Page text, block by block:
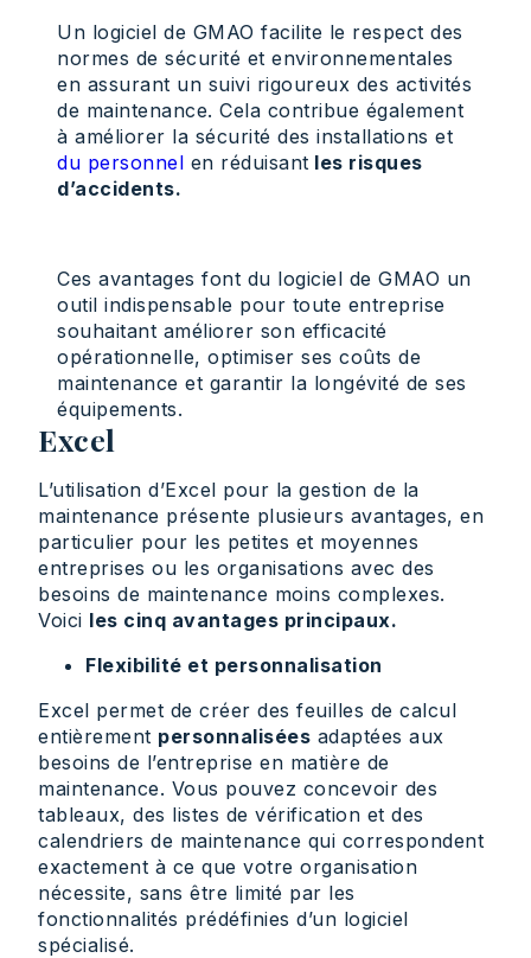
Un logiciel de GMAO facilite le respect des
normes de sécurité et environnementales
en assurant un suivi rigoureux des activités
de maintenance. Cela contribue également
à améliorer la sécurité des installations et
du personnel en réduisant les risques
d’accidents.
Ces avantages font du logiciel de GMAO un
outil indispensable pour toute entreprise
souhaitant améliorer son efficacité
opérationnelle, optimiser ses coûts de
maintenance et garantir la longévité de ses
équipements.
Excel
L’utilisation d’Excel pour la gestion de la
maintenance présente plusieurs avantages, en
particulier pour les petites et moyennes
entreprises ou les organisations avec des
besoins de maintenance moins complexes.
Voici les cinq avantages principaux.
Flexibilité et personnalisation
Excel permet de créer des feuilles de calcul
entièrement personnalisées adaptées aux
besoins de l’entreprise en matière de
maintenance. Vous pouvez concevoir des
tableaux, des listes de vérification et des
calendriers de maintenance qui correspondent
exactement à ce que votre organisation
nécessite, sans être limité par les
fonctionnalités prédéfinies d’un logiciel
spécialisé.